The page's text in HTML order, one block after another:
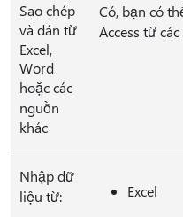
Sao chép
và dán từ
Excel,
Word
hoặc các
nguồn
khác
Có, bạn có
Access từ
Nhập dữ
liệu từ:
Excel